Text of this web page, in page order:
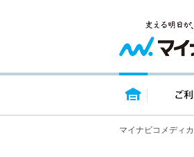
トップペ
マイナビコメディ